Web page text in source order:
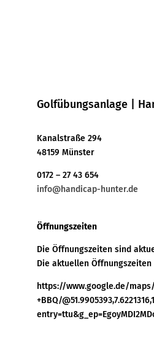
Golfübungsanlage |
Kanalstraße 294
48159 Münster
0172 – 27 43 654
info@handicap-hunter.de
Öffnungszeiten
Die Öffnungszeiten sind
Die aktuellen
https://www.google.de/
+BBQ/